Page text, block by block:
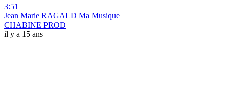
3:51
Jean Marie RAGALD Ma Musique
CHABINE PROD
il y a 15 ans